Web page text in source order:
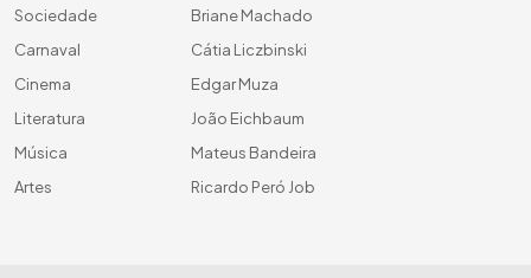
Sociedade
Carnaval
Cinema
Literatura
Música
Artes
Briane Machado
Cátia Liczbinski
Edgar Muza
João Eichbaum
Mateus Bandeira
Ricardo Peró Job